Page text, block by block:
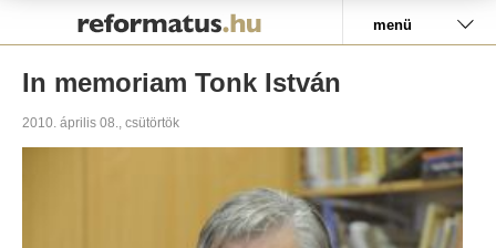
menü
In memoriam Tonk István
2010. április 08., csütörtök